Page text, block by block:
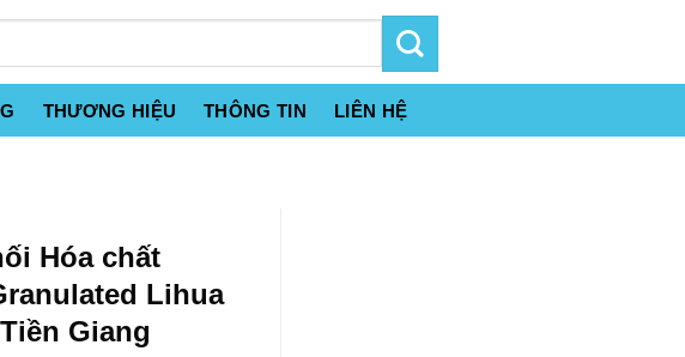
THƯƠNG HIỆU THÔNG TIN LIÊN HỆ
Hóa chất
Lihua
Giang